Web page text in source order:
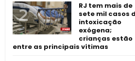
RJ tem mais de
sete mil casos
intoxicação
exógena;
crianças estão
entre as principais vítimas